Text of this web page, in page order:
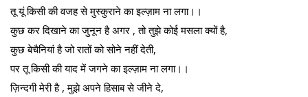
तू यूं किसी की वजह से मुस्कुराने का इल्ज़ाम ना लगा।।
कुछ कर दिखाने का जुनून है अगर , तो तुझे कोई मसला क्यों है,
कुछ बेचैनियां है जो रातों को सोने नहीं देती,
पर तू किसी की याद में जगने का इल्ज़ाम ना लगा।।
ज़िन्दगी मेरी है , मुझे अपने हिसाब से जीने दे,